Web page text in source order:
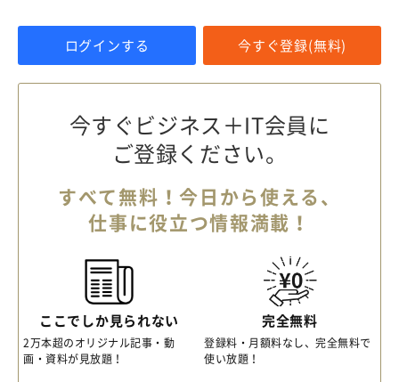
ログインする 今すぐ登録(無料)
今すぐビジネス＋IT会員に
ご登録ください。
すべて無料！今日から使える、
仕事に役立つ情報満載！
ここでしか見られない
2万本超のオリジナル記事・動
画・資料が見放題！
完全無料
登録料・月額料なし、完全無料で
使い放題！